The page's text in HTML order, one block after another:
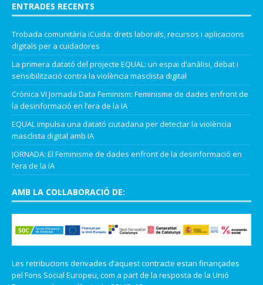
ENTRADES RECENTS
Trobada comunitària iCuida: drets laborals, recursos i aplicacions
digitals per a cuidadores
La primera datató del projecte EQUAL: un espai d’anàlisi, debat i
sensibilització contra la violència masclista digital
Crònica VI Jornada Data Feminism: Feminisme de dades enfront de
la desinformació en l’era de la IA
EQUAL impulsa una datató ciutadana per detectar la violència
masclista digital amb IA
JORNADA: El Feminisme de dades enfront de la desinformació en
l’era de la IA
AMB LA COL·LABORACIÓ DE:
Les retribucions derivades d’aquest contracte estan finançades
pel Fons Social Europeu, com a part de la resposta de la Unió